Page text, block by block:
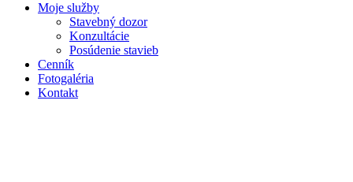
Moje služby
Stavebný dozor
Konzultácie
Posúdenie stavieb
Cenník
Fotogaléria
Kontakt